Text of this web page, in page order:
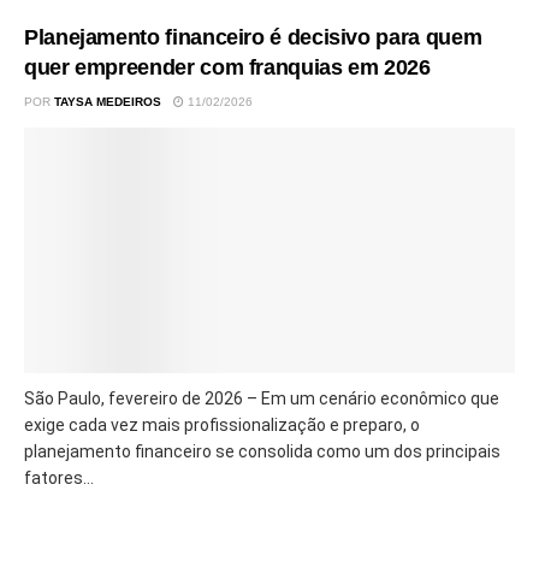
Planejamento financeiro é decisivo para quem
quer empreender com franquias em 2026
POR TAYSA MEDEIROS 11/02/2026
São Paulo, fevereiro de 2026 – Em um cenário econômico que
exige cada vez mais profissionalização e preparo, o
planejamento financeiro se consolida como um dos principais
fatores...